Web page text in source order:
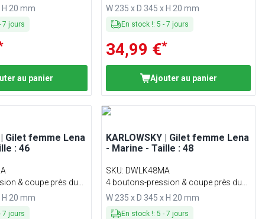
H 20 mm
7 jours
au panier
corps
W 235 x D 345 x H 20 mm
En stock !: 5 - 7 jours
34,99 €*
Ajouter au panier
| Gilet femme Lena
: 46
& coupe près du
H 20 mm
7 jours
KARLOWSKY | Gilet femme Lena
- Marine - Taille : 48
SKU: DWLK48MA
4 boutons-pression & coupe près du
corps
W 235 x D 345 x H 20 mm
En stock !: 5 - 7 jours